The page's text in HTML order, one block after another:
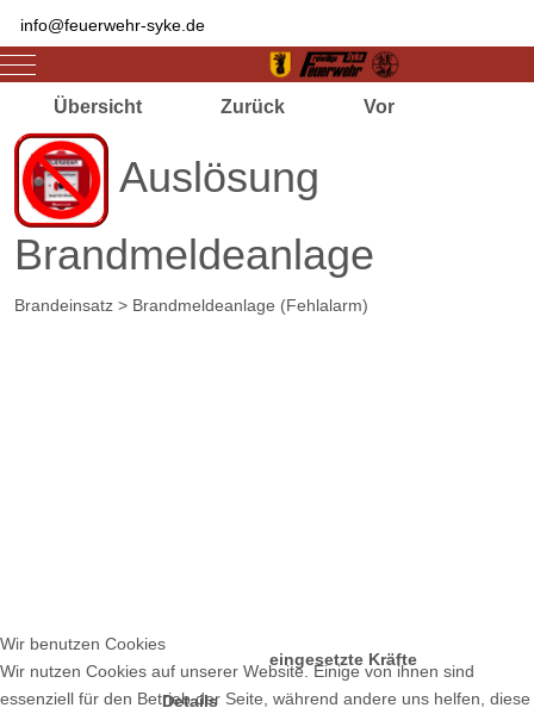
info@feuerwehr-syke.de
Mobile Menu Toggle
Übersicht Zurück Vor
Auslösung
Brandmeldeanlage
Brandeinsatz > Brandmeldeanlage (Fehlalarm)
Details
eingesetzte Kräfte
Wir benutzen Cookies
Wir nutzen Cookies auf unserer Website. Einige von ihnen sind
essenziell für den Betrieb der Seite, während andere uns helfen, diese